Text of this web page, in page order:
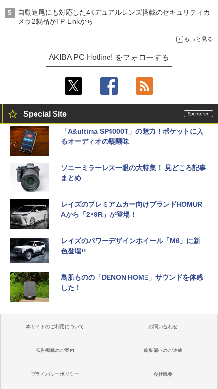
自動追尾にも対応した4Kデュアルレンズ搭載のセキュリティカ
メラ2製品がTP-Linkから
もっと見る
AKIBA PC Hotline! をフォローする
Special Site
「A&ultima SP4000T」の魅力！ポケットに入
るオーディオの醍醐味
ソニーミラーレス一眼の大特集！ 見どころ記事
まとめ
レイズのプレミアムカー向けブランドHOMUR
Aから「2×9R」が登場！
レイズのパワーデザインホイール「M6」に新
色登場!!
鳥肌ものの「DENON HOME」サウンドを体感
した！
本サイトのご利用について お問い合わせ
広告掲載のご案内 編集部へのご連絡
プライバシーポリシー 会社概要